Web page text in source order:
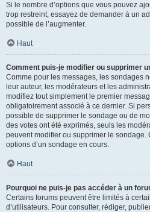
Si le nombre d’options que vous pouvez
trop restreint, essayez de demander à un
possible de l’augmenter.
Haut
Comment puis-je modifier ou supprimer
Comme pour les messages, les sondages
leur auteur, les modérateurs et les
modifiez tout simplement le premier
obligatoirement associé à ce dernier. Si
possible de supprimer le sondage ou de
des votes ont été exprimés, seuls les
peuvent modifier ou supprimer le sondage.
options d’un sondage en cours.
Haut
Pourquoi ne puis-je pas accéder à un
Certains forums peuvent être limités à
d’utilisateurs. Pour consulter, rédiger,